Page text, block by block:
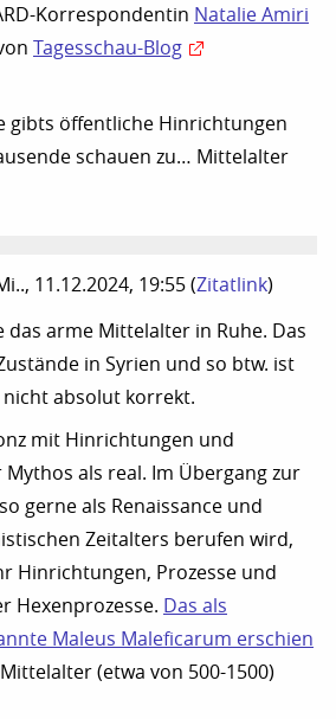
Korrespondentin Natalie Amiri
Tagesschau-Blog
gibts öffentliche Hinrichtungen
schauen zu… Mittelalter
11.12.2024, 19:55 (Zitatlink)
das arme Mittelalter in Ruhe. Das
in Syrien und so btw. ist
nicht absolut korrekt.
mit Hinrichtungen und
als real. Im Übergang zur
gerne als Renaissance und
Zeitalters berufen wird,
Hinrichtungen, Prozesse und
Hexenprozesse. Das als
Maleus Maleficarum erschien
(etwa von 500-1500)